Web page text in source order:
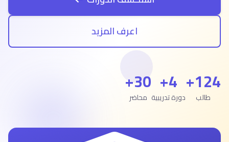
إنشاء حساب
اعرف المزيد
124+
طالب
4+
دورة تدريبية
30+
محاضر